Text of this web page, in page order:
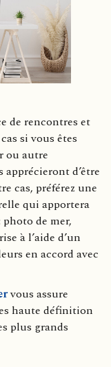
de rencontres et
si vous êtes
ou autre
d’être
cas, préférez une
qui apportera
de mer,
à l’aide d’un
en accord avec
vous assure
haute définition
plus grands